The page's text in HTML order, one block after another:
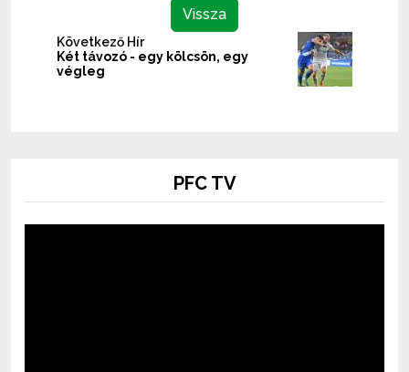
Vissza
Következő Hír
Két távozó - egy kölcsön, egy
végleg
PFC TV